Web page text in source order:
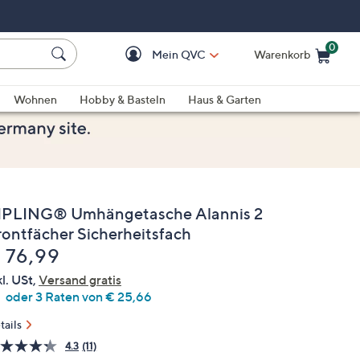
Mein QVC Warenkorb
0
Wohnen
Hobby & Basteln Haus & Garten
Umhängetasche Alannis 2
Sicherheitsfach
USt, Versand gratis
oder 3 Raten von € 25,66
4.3 11
(11)